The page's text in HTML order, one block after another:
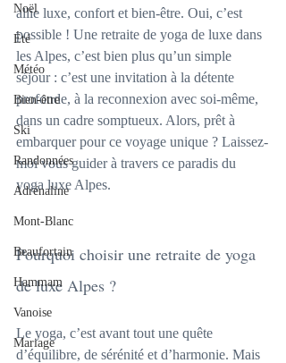
Noël
Été
Météo
Bien-être
Ski
Randonnées
Adrénaline
Mont-Blanc
Beaufortain
Hammam
Vanoise
Mariage
allie luxe, confort et bien-être. Oui, c’est
possible ! Une retraite de yoga de luxe dans
les Alpes, c’est bien plus qu’un simple
séjour : c’est une invitation à la détente
profonde, à la reconnexion avec soi-même,
dans un cadre somptueux. Alors, prêt à
embarquer pour ce voyage unique ? Laissez-
moi vous guider à travers ce paradis du
yoga luxe Alpes.
Pourquoi choisir une retraite de yoga
de luxe Alpes ?
Le yoga, c’est avant tout une quête
d’équilibre, de sérénité et d’harmonie. Mais